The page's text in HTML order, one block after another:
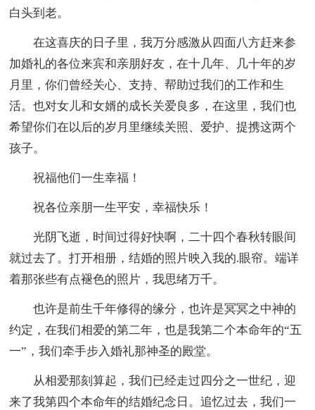
白头到老。
在这喜庆的日子里，我万分感激从四面八方赶来参
加婚礼的各位来宾和亲朋好友，在十几年、几十年的岁
月里，你们曾经关心、支持、帮助过我们的工作和生
活。也对女儿和女婿的成长关爱良多，在这里，我们也
希望你们在以后的岁月里继续关照、爱护、提携这两个
孩子。
祝福他们一生幸福！
祝各位亲朋一生平安，幸福快乐！
光阴飞逝，时间过得好快啊，二十四个春秋转眼间
就过去了。打开相册，结婚的照片映入我的.眼帘。端详
着那张些有点褪色的照片，我思绪万千。
也许是前生千年修得的缘分，也许是冥冥之中神的
约定，在我们相爱的第二年，也是我第二个本命年的“五
一”，我们牵手步入婚礼那神圣的殿堂。
从相爱那刻算起，我们已经走过四分之一世纪，迎
来了我第四个本命年的结婚纪念日。追忆过去，我们一